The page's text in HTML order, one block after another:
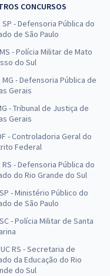
CONCURSOS
SP - Defensoria Pública do
de São Paulo
- Polícia Militar de Mato
do Sul
MG - Defensoria Pública de
Gerais
- Tribunal de Justiça de
Gerais
- Controladoria Geral do
Federal
RS - Defensoria Pública do
do Rio Grande do Sul
- Ministério Público do
de São Paulo
- Polícia Militar de Santa
RS - Secretaria de
da Educação do Rio
do Sul